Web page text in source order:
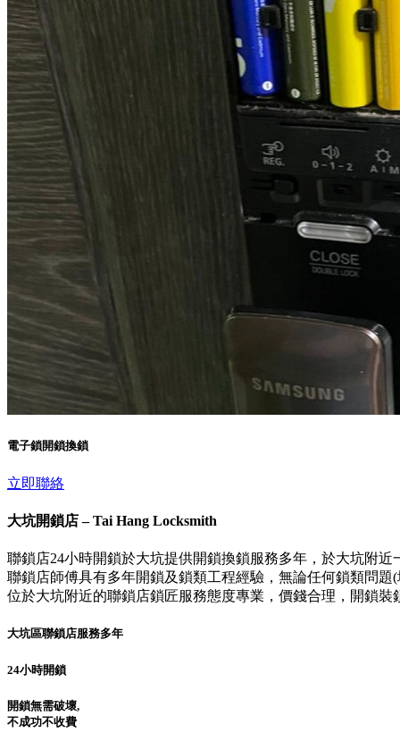
電子鎖開鎖換鎖
立即聯絡
大坑開鎖店 – Tai Hang Locksmith
聯鎖店24小時開鎖於大坑提供開鎖換鎖服務多年，於大坑附
聯鎖店師傅具有多年開鎖及鎖類工程經驗，無論任何鎖類問
位於大坑附近的聯鎖店鎖匠服務態度專業，價錢合理，開鎖
大坑區聯鎖店服務多年
24小時開鎖
開鎖無需破壞,
不成功不收費